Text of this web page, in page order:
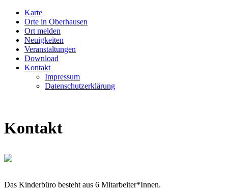
Karte
Orte in Oberhausen
Ort melden
Neuigkeiten
Veranstaltungen
Download
Kontakt
Impressum
Datenschutzerklärung
Kontakt
Das Kinderbüro besteht aus 6 Mitarbeiter*Innen.